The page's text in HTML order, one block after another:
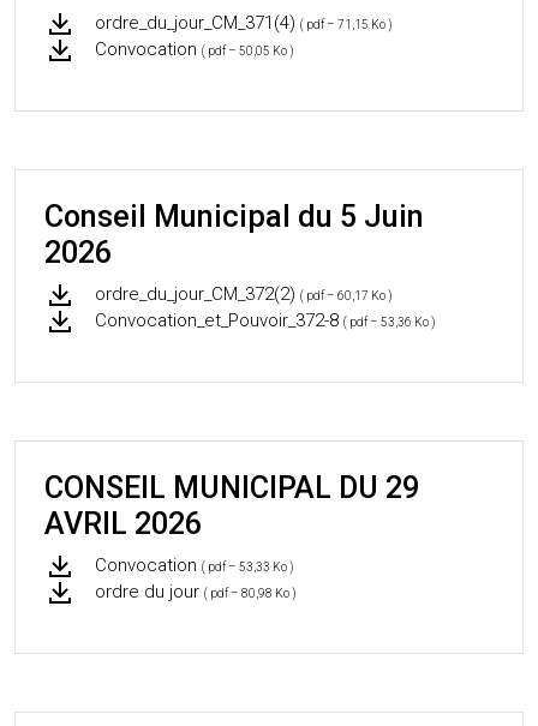
ordre_du_jour_CM_371(4) ( pdf – 71,15 Ko )
Convocation ( pdf – 50,05 Ko )
Conseil Municipal du 5 Juin
2026
ordre_du_jour_CM_372(2) ( pdf – 60,17 Ko )
Convocation_et_Pouvoir_372-8 ( pdf – 53,36 Ko )
CONSEIL MUNICIPAL DU 29
AVRIL 2026
Convocation ( pdf – 53,33 Ko )
ordre du jour ( pdf – 80,98 Ko )